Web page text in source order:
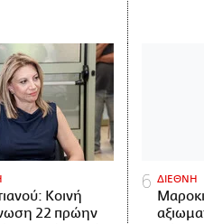
Κοινή
22 πρώην
ΔΙΕΘΝΗ